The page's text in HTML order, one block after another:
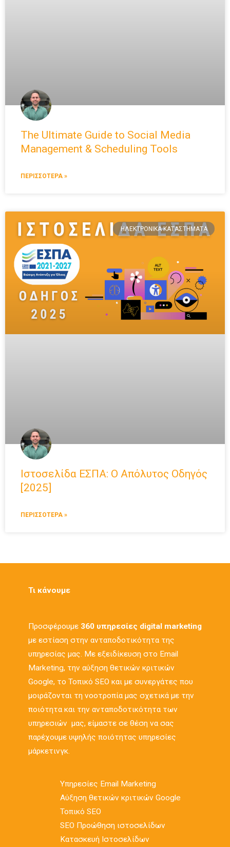
The Ultimate Guide to Social Media
Management & Scheduling Tools
ΠΕΡΙΣΣΟΤΕΡΑ »
ΗΛΕΚΤΡΟΝΙΚΆ ΚΑΤΑΣΤΉΜΑΤΑ
Ιστοσελίδα ΕΣΠΑ: Ο Απόλυτος Οδηγός
[2025]
ΠΕΡΙΣΣΟΤΕΡΑ »
Τι κάνουμε
Προσφέρουμε 360 υπηρεσίες digital marketing
με εστίαση στην ανταποδοτικότητα της
υπηρεσίας μας. Με εξειδίκευση στο Email
Marketing, την αύξηση θετικών κριτικών
Google, το Τοπικό SEO και με συνεργάτες που
μοιράζονται τη νοοτροπία μας σχετικά με την
ποιότητα και την ανταποδοτικότητα των
υπηρεσιών μας, είμαστε σε θέση να σας
παρέχουμε υψηλής ποιότητας υπηρεσίες
μάρκετινγκ.
Υπηρεσίες Email Marketing
Αύξηση θετικών κριτικών Google
Τοπικό SEO
SEO Προώθηση ιστοσελίδων
Κατασκευή Ιστοσελίδων